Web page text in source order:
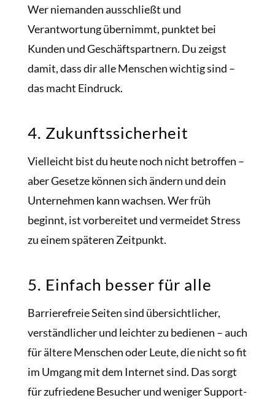
Wer niemanden ausschließt und
Verantwortung übernimmt, punktet bei
Kunden und Geschäftspartnern. Du zeigst
damit, dass dir alle Menschen wichtig sind –
das macht Eindruck.
4. Zukunftssicherheit
Vielleicht bist du heute noch nicht betroffen –
aber Gesetze können sich ändern und dein
Unternehmen kann wachsen. Wer früh
beginnt, ist vorbereitet und vermeidet Stress
zu einem späteren Zeitpunkt.
5. Einfach besser für alle
Barrierefreie Seiten sind übersichtlicher,
verständlicher und leichter zu bedienen – auch
für ältere Menschen oder Leute, die nicht so fit
im Umgang mit dem Internet sind. Das sorgt
für zufriedene Besucher und weniger Support-